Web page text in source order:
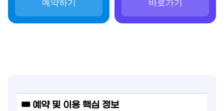
예약하기 바로가기
🎟 예약 및 이용 핵심 정보